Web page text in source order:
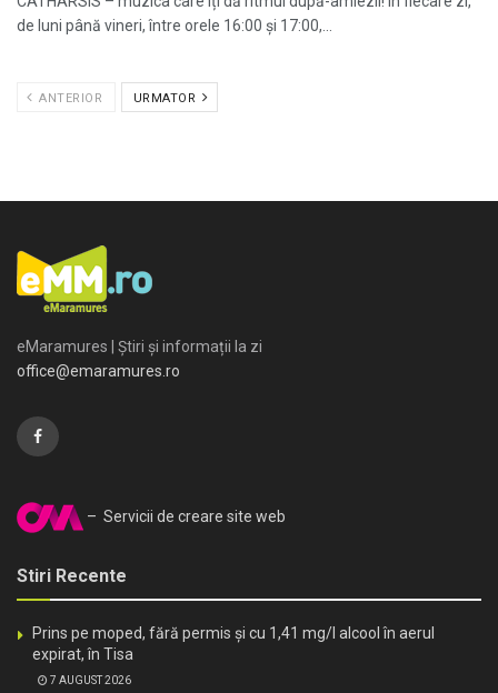
de luni până vineri, între orele 16:00 și 17:00,...
ANTERIOR URMATOR
eMaramures | Știri și informații la zi
office@emaramures.ro
– Servicii de creare site web
Stiri Recente
Prins pe moped, fără permis și cu 1,41 mg/l alcool în aerul
expirat, în Tisa
7 AUGUST 2026